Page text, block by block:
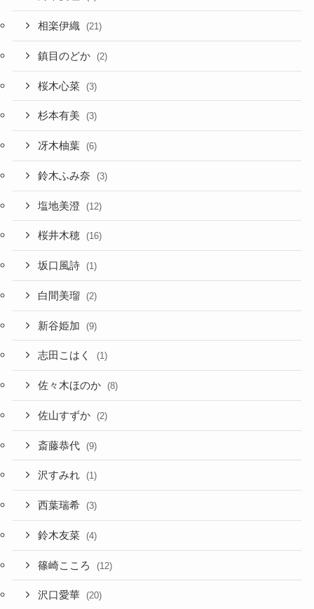
相楽伊織 (21)
鎮目のどか (2)
桜木心菜 (3)
杉本有美 (3)
冴木柚葉 (6)
鈴木ふみ奈 (3)
塩地美澄 (12)
桜井木穂 (16)
坂口風詩 (1)
白間美瑠 (2)
新谷姫加 (9)
志田こはく (1)
佐々木ほのか (8)
佐山すずか (2)
斎藤恭代 (9)
沢すみれ (1)
西葉瑞希 (3)
鈴木友菜 (4)
篠崎こころ (12)
沢口愛華 (20)